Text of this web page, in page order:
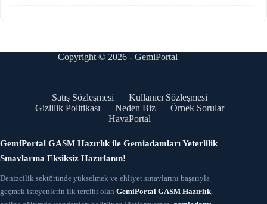
Copyright © 2026 - GemiPortal
Satış Sözleşmesi
Kullanıcı Sözleşmesi
Gizlilik Politikası
Neden Biz
Örnek Sorular
HavaPortal
GemiPortal GASM Hazırlık ile Gemiadamları Yeterlilik
Sınavlarına Eksiksiz Hazırlanın!
Denizcilik sektöründe yükselmek ve ehliyet sınavlarını başarıyla
geçmek isteyenlerin ilk tercihi olan GemiPortal GASM Hazırlık